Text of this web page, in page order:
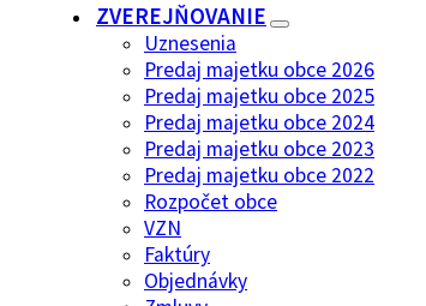
ZVEREJŇOVANIE
Uznesenia
Predaj majetku obce 2026
Predaj majetku obce 2025
Predaj majetku obce 2024
Predaj majetku obce 2023
Predaj majetku obce 2022
Rozpočet obce
VZN
Faktúry
Objednávky